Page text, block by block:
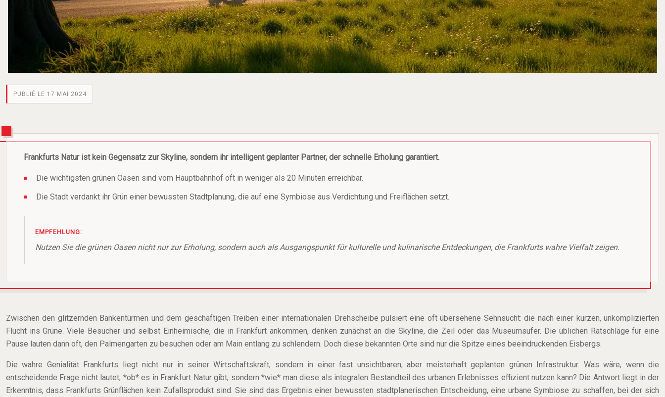
PUBLIÉ LE 17 MAI 2024
Frankfurts Natur ist kein Gegensatz zur Skyline, sondern ihr intelligent geplanter Partner, der schnelle Erholung garantiert.
Die wichtigsten grünen Oasen sind vom Hauptbahnhof oft in weniger als 20 Minuten erreichbar.
Die Stadt verdankt ihr Grün einer bewussten Stadtplanung, die auf eine Symbiose aus Verdichtung und Freiflächen setzt.
EMPFEHLUNG:
Nutzen Sie die grünen Oasen nicht nur zur Erholung, sondern auch als Ausgangspunkt für kulturelle und kulinarische Entdeckungen, die Frankfurts wahre Vielfalt zeigen.
Zwischen den glitzernden Bankentürmen und dem geschäftigen Treiben einer internationalen Drehscheibe pulsiert eine oft übersehene Sehnsucht: die nach einer kurzen, unkomplizierten
Flucht ins Grüne. Viele Besucher und selbst Einheimische, die in Frankfurt ankommen, denken zunächst an die Skyline, die Zeil oder das Museumsufer. Die üblichen Ratschläge für eine
Pause lauten dann oft, den Palmengarten zu besuchen oder am Main entlang zu schlendern. Doch diese bekannten Orte sind nur die Spitze eines beeindruckenden Eisbergs.
Die wahre Genialität Frankfurts liegt nicht nur in seiner Wirtschaftskraft, sondern in einer fast unsichtbaren, aber meisterhaft geplanten grünen Infrastruktur. Was wäre, wenn die
entscheidende Frage nicht lautet, *ob* es in Frankfurt Natur gibt, sondern *wie* man diese als integralen Bestandteil des urbanen Erlebnisses effizient nutzen kann? Die Antwort liegt in der
Erkenntnis, dass Frankfurts Grünflächen kein Zufallsprodukt sind. Sie sind das Ergebnis einer bewussten stadtplanerischen Entscheidung, eine urbane Symbiose zu schaffen, bei der sich